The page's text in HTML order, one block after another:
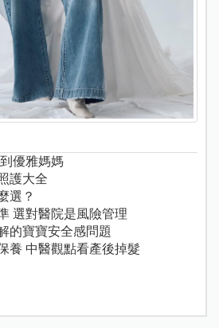
優雅媽媽
護大全
選？
選對醫院是風險管理
的寶寶安全感問題
養 中醫觀點看產後掉髮